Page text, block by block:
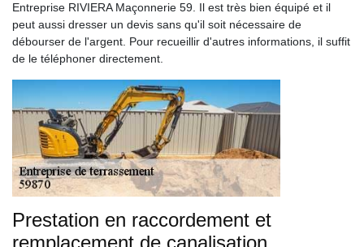
Entreprise RIVIERA Maçonnerie 59. Il est très bien équipé et il
peut aussi dresser un devis sans qu'il soit nécessaire de
débourser de l'argent. Pour recueillir d'autres informations, il suffit
de le téléphoner directement.
Prestation en raccordement et
remplacement de canalisation